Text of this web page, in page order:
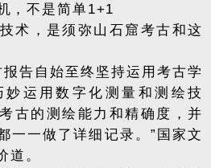
，不是简单1+1
术，是须弥山石窟考古和这
告自始至终坚持运用考古学
运用数字化测量和测绘技
古的测绘能力和精确度，并
一一做了详细记录。”国家文
道。